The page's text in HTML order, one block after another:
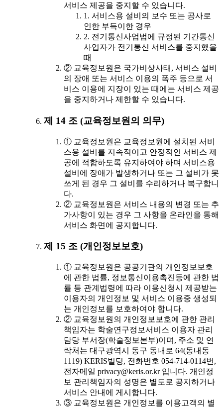
서비스 제공을 중지할 수 있습니다.
1. 서비스용 설비의 보수 또는 공사로
인한 부득이한 경우
2. 전기통신사업법에 규정된 기간통신
사업자가 전기통신 서비스를 중지했을
때
② 교육정보원은 국가비상사태, 서비스 설비
의 장애 또는 서비스 이용의 폭주 등으로 서
비스 이용에 지장이 있는 때에는 서비스 제공
을 중지하거나 제한할 수 있습니다.
제 14 조 (교육정보원의 의무)
① 교육정보원은 교육정보원에 설치된 서비
스용 설비를 지속적이고 안정적인 서비스 제
공에 적합하도록 유지하여야 하며 서비스용
설비에 장애가 발생하거나 또는 그 설비가 못
쓰게 된 경우 그 설비를 수리하거나 복구합니
다.
② 교육정보원은 서비스 내용의 변경 또는 추
가사항이 있는 경우 그 사항을 온라인을 통해
서비스 화면에 공지합니다.
제 15 조 (개인정보보호)
① 교육정보원은 공공기관의 개인정보보호
에 관한 법률, 정보통신이용촉진등에 관한 법
률 등 관계법령에 따라 이용신청시 제공받는
이용자의 개인정보 및 서비스 이용중 생성되
는 개인정보를 보호하여야 합니다.
② 교육정보원의 개인정보보호에 관한 관리
책임자는 학술연구정보서비스 이용자 관리
담당 부서장(학술정보본부)이며, 주소 및 연
락처는 대구광역시 동구 동내로 64(동내동
1119) KERIS빌딩, 전화번호 054-714-0114번,
전자메일 privacy@keris.or.kr 입니다. 개인정
보 관리책임자의 성명은 별도로 공지하거나
서비스 안내에 게시합니다.
③ 교육정보원은 개인정보를 이용고객의 별